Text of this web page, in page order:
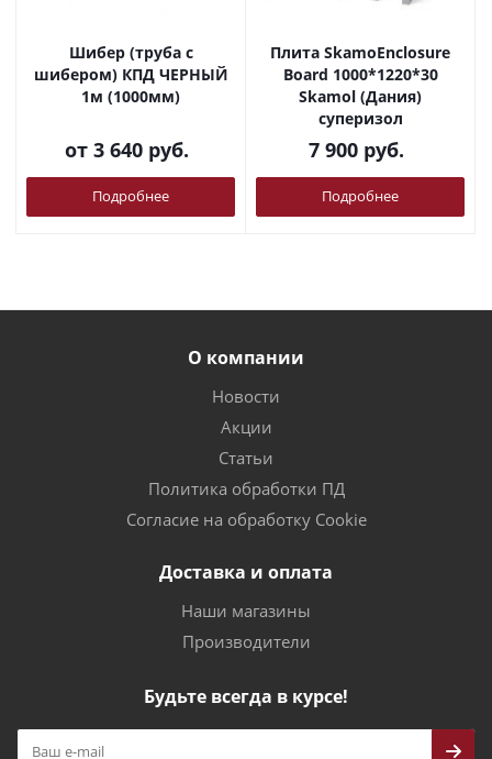
Шибер (труба с
шибером) КПД ЧЕРНЫЙ
1м (1000мм)
от 3 640 руб.
Подробнее
Плита SkamoEnclosure
Board 1000*1220*30
Skamol (Дания)
суперизол
7 900 руб.
Подробнее
О компании
Новости
Акции
Статьи
Политика обработки ПД
Согласие на обработку Cookie
Доставка и оплата
Наши магазины
Производители
Будьте всегда в курсе!